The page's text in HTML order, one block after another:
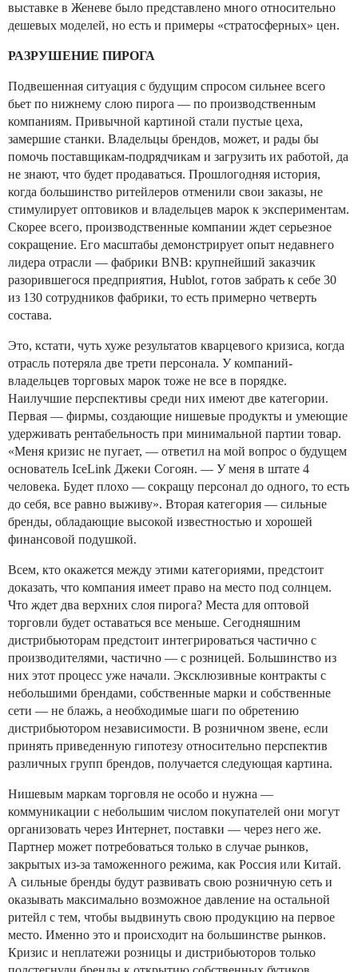
выставке в Женеве было представлено много относительно
дешевых моделей, но есть и примеры «стратосферных» цен.
РАЗРУШЕНИЕ ПИРОГА
Подвешенная ситуация с будущим спросом сильнее всего
бьет по нижнему слою пирога — по производственным
компаниям. Привычной картиной стали пустые цеха,
замершие станки. Владельцы брендов, может, и рады бы
помочь поставщикам-подрядчикам и загрузить их работой, да
не знают, что будет продаваться. Прошлогодняя история,
когда большинство ритейлеров отменили свои заказы, не
стимулирует оптовиков и владельцев марок к экспериментам.
Скорее всего, производственные компании ждет серьезное
сокращение. Его масштабы демонстрирует опыт недавнего
лидера отрасли — фабрики BNB: крупнейший заказчик
разорившегося предприятия, Hublot, готов забрать к себе 30
из 130 сотрудников фабрики, то есть примерно четверть
состава.
Это, кстати, чуть хуже результатов кварцевого кризиса, когда
отрасль потеряла две трети персонала. У компаний-
владельцев торговых марок тоже не все в порядке.
Наилучшие перспективы среди них имеют две категории.
Первая — фирмы, создающие нишевые продукты и умеющие
удерживать рентабельность при минимальной партии товар.
«Меня кризис не пугает, — ответил на мой вопрос о будущем
основатель IceLink Джеки Согоян. — У меня в штате 4
человека. Будет плохо — сокращу персонал до одного, то есть
до себя, все равно выживу». Вторая категория — сильные
бренды, обладающие высокой известностью и хорошей
финансовой подушкой.
Всем, кто окажется между этими категориями, предстоит
доказать, что компания имеет право на место под солнцем.
Что ждет два верхних слоя пирога? Места для оптовой
торговли будет оставаться все меньше. Сегодняшним
дистрибьюторам предстоит интегрироваться частично с
производителями, частично — с розницей. Большинство из
них этот процесс уже начали. Эксклюзивные контракты с
небольшими брендами, собственные марки и собственные
сети — не блажь, а необходимые шаги по обретению
дистрибьютором независимости. В розничном звене, если
принять приведенную гипотезу относительно перспектив
различных групп брендов, получается следующая картина.
Нишевым маркам торговля не особо и нужна —
коммуникации с небольшим числом покупателей они могут
организовать через Интернет, поставки — через него же.
Партнер может потребоваться только в случае рынков,
закрытых из-за таможенного режима, как Россия или Китай.
А сильные бренды будут развивать свою розничную сеть и
оказывать максимально возможное давление на остальной
ритейл с тем, чтобы выдвинуть свою продукцию на первое
место. Именно это и происходит на большинстве рынков.
Кризис и неплатежи розницы и дистрибьюторов только